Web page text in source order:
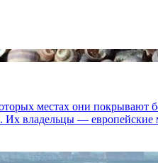
местах они покрывают
владельцы — европейские